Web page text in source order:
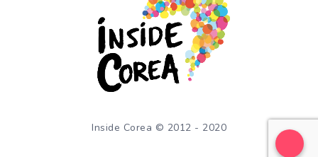
Inside Corea © 2012 - 2020